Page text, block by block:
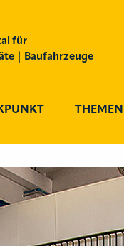
für
| Baufahrzeuge
THEMEN